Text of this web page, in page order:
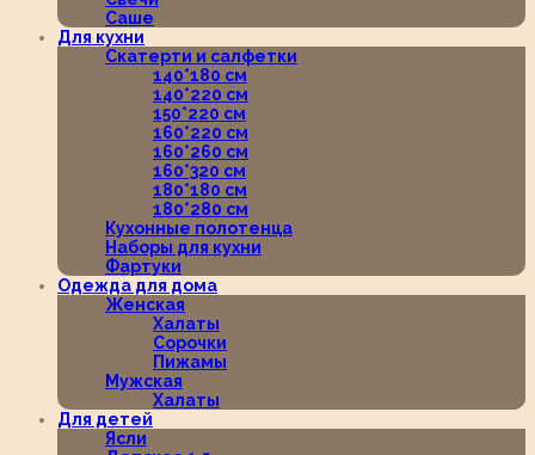
Саше
Для кухни
Скатерти и салфетки
140*180 см
140*220 см
150*220 см
160*220 см
160*260 см
160*320 см
180*180 см
180*280 см
Кухонные полотенца
Наборы для кухни
Фартуки
Одежда для дома
Женская
Халаты
Сорочки
Пижамы
Мужская
Халаты
Для детей
Ясли